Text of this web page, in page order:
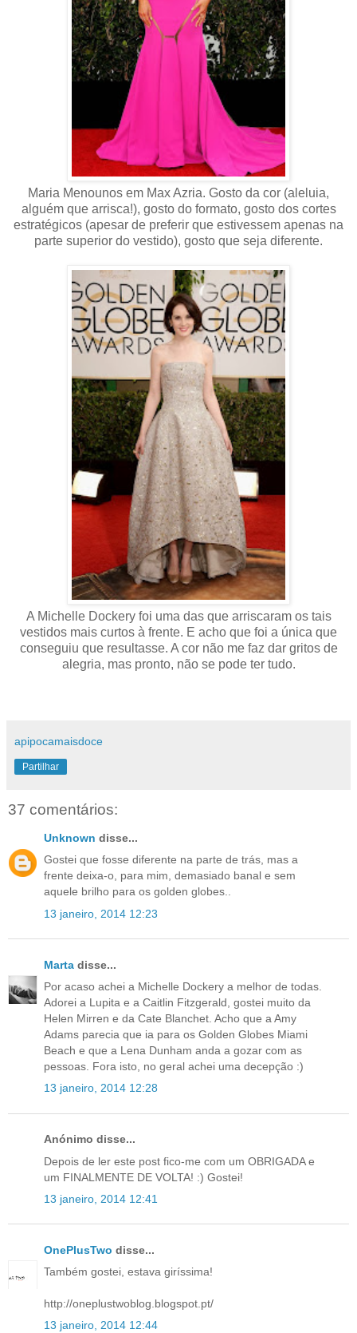
Maria Menounos em Max Azria. Gosto da cor (aleluia,
alguém que arrisca!), gosto do formato, gosto dos cortes
estratégicos (apesar de preferir que estivessem apenas na
parte superior do vestido), gosto que seja diferente.
A Michelle Dockery foi uma das que arriscaram os tais
vestidos mais curtos à frente. E acho que foi a única que
conseguiu que resultasse. A cor não me faz dar gritos de
alegria, mas pronto, não se pode ter tudo.
apipocamaisdoce
Partilhar
37 comentários:
Unknown disse...
Gostei que fosse diferente na parte de trás, mas a
frente deixa-o, para mim, demasiado banal e sem
aquele brilho para os golden globes..
13 janeiro, 2014 12:23
Marta disse...
Por acaso achei a Michelle Dockery a melhor de todas.
Adorei a Lupita e a Caitlin Fitzgerald, gostei muito da
Helen Mirren e da Cate Blanchet. Acho que a Amy
Adams parecia que ia para os Golden Globes Miami
Beach e que a Lena Dunham anda a gozar com as
pessoas. Fora isto, no geral achei uma decepção :)
13 janeiro, 2014 12:28
Anónimo disse...
Depois de ler este post fico-me com um OBRIGADA e
um FINALMENTE DE VOLTA! :) Gostei!
13 janeiro, 2014 12:41
OnePlusTwo disse...
Também gostei, estava giríssima!
http://oneplustwoblog.blogspot.pt/
13 janeiro, 2014 12:44